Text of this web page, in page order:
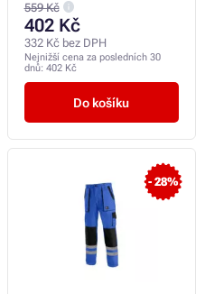
559 Kč
402 Kč
332 Kč bez DPH
Nejnižší cena za posledních 30
dnů: 402 Kč
Do košíku
- 28%